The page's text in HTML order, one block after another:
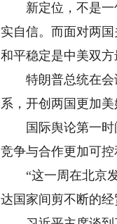
新定位，不是一句
实自信。而面对两
和平稳定是中美双
特朗普总统在会谈
系，开创两国更加美
国际舆论第一时间
竞争与合作更加可
“这一周在北京发
达国家间剪不断的经